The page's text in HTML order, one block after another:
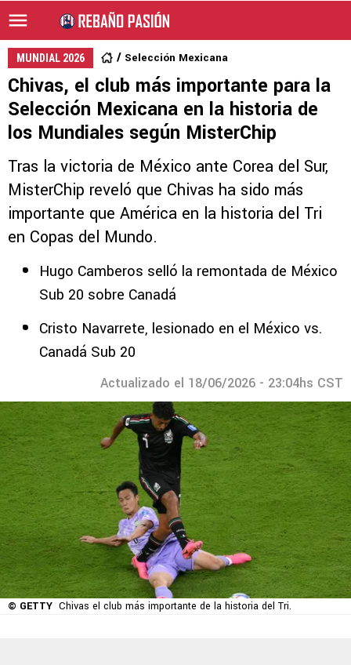
MUNDIAL 2026 Selección Mexicana
Chivas, el club más importante para la
Selección Mexicana en la historia de
los Mundiales según MisterChip
Tras la victoria de México ante Corea del Sur,
MisterChip reveló que Chivas ha sido más
importante que América en la historia del Tri
en Copas del Mundo.
Hugo Camberos selló la remontada de México
Sub 20 sobre Canadá
Cristo Navarrete, lesionado en el México vs.
Canadá Sub 20
Actualizado el 18/06/2026 - 23:04hs CST
© GETTY Chivas el club más importante de la historia del Tri.